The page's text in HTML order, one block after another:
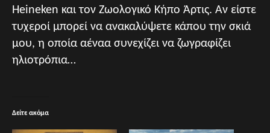
Heineken και τον Ζωολογικό Κήπο Άρτις. Αν είστε
τυχεροί μπορεί να ανακαλύψετε κάπου την σκιά
μου, η οποία αέναα συνεχίζει να ζωγραφίζει
ηλιοτρόπια…
Δείτε ακόμα